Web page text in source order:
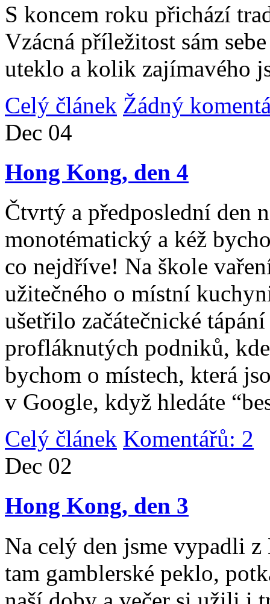
S koncem roku přichází
Vzácná příležitost sám
uteklo a kolik zajímavého
Celý článek Žádný
Dec 04
Hong Kong, den 4
Čtvrtý a předposlední den
monotématický a kéž
co nejdříve! Na škole
užitečného o místní
ušetřilo začátečnické
profláknutých podniků,
bychom o místech, která
v Google, když hledáte
Celý článek Komentářů: 2
Dec 02
Hong Kong, den 3
Na celý den jsme vypadli
tam gamblerské peklo,